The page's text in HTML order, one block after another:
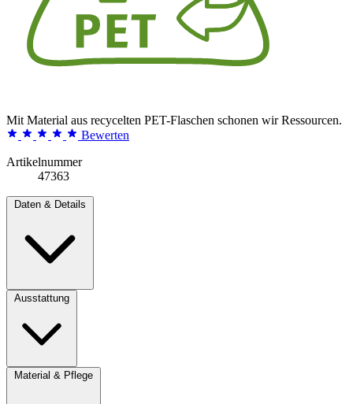
Mit Material aus recycelten PET-Flaschen schonen wir Ressourcen.
Bewerten
Artikelnummer
47363
Daten & Details
Ausstattung
Material & Pflege